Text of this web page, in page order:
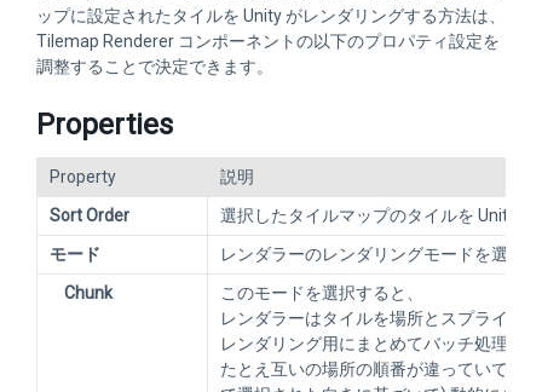
ップに設定されたタイルを Unity がレンダリングする方法は、
Tilemap Renderer コンポーネントの以下のプロパティ設定を
調整することで決定できます。
Properties
Property
説明
Sort Order
選択したタイルマップのタイルを Unity
モード
レンダラーのレンダリングモードを選択
Chunk
このモードを選択すると、
レンダラーはタイルを場所とスプライト
レンダリング用にまとめてバッチ処理し
たとえ互いの場所の順番が違っていても